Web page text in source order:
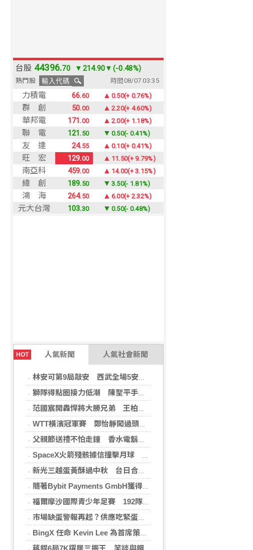
HOT 人氣新聞 人氣社會新聞
林安可第9局敲安 西武全場5安遭羅德完封
獅隊得點圈接力低潮 陳聖平手感冷到結霜
范國宸開轟悍將大勝兄弟 王柏融再見安雄鷹擒猿
WTT橫濱冠軍賽 鄭怡靜闖過頭關晉女單16強
父親節送禮不怕走鐘 香水電鬍刀千年不敗
SpaceX火箭殘骸據信撞擊月球 無即時畫面暫難確認
新光三越蛋黃酥過中秋 台日合作開發話題新品
隨著Bybit Payments GmbH獲得電子貨幣機構牌照，Bybit.eu進一步拓展其在歐洲的業務布局
福爾摩沙國際青少年足賽 192隊參賽規模創新高
市場缺蛋警報再起？供應吃緊蛋價蠢蠢欲動
BingX 任命 Kevin Lee 為首席策略長，加速推進多資產、以用戶為核心的發展願景
蔣銲6局7K躍居三振王 笑談與鋼龍良性競爭